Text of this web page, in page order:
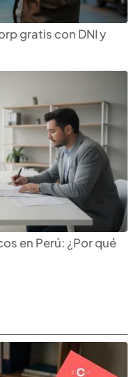
gratis con DNI y
en Perú: ¿Por qué